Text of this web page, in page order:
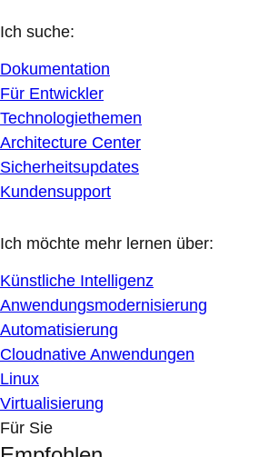
Ich suche:
Dokumentation
Für Entwickler
Technologiethemen
Architecture Center
Sicherheitsupdates
Kundensupport
Ich möchte mehr lernen über:
Künstliche Intelligenz
Anwendungsmodernisierung
Automatisierung
Cloudnative Anwendungen
Linux
Virtualisierung
Für Sie